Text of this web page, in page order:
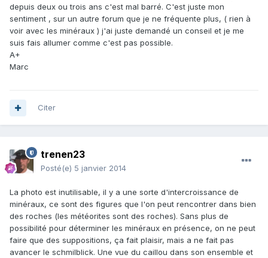
depuis deux ou trois ans c'est mal barré. C'est juste mon
sentiment , sur un autre forum que je ne fréquente plus, ( rien à
voir avec les minéraux ) j'ai juste demandé un conseil et je me
suis fais allumer comme c'est pas possible.
A+
Marc
Citer
trenen23
Posté(e) 5 janvier 2014
La photo est inutilisable, il y a une sorte d'intercroissance de
minéraux, ce sont des figures que l'on peut rencontrer dans bien
des roches (les météorites sont des roches). Sans plus de
possibilité pour déterminer les minéraux en présence, on ne peut
faire que des suppositions, ça fait plaisir, mais a ne fait pas
avancer le schmilblick. Une vue du caillou dans son ensemble et